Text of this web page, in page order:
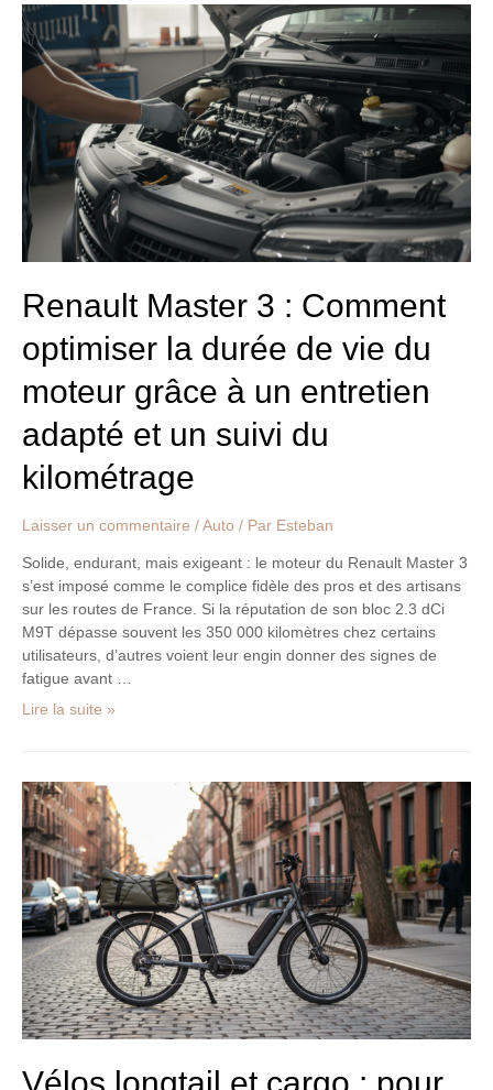
Renault Master 3 : Comment
optimiser la durée de vie du
moteur grâce à un entretien
adapté et un suivi du
kilométrage
Laisser un commentaire / Auto / Par Esteban
Solide, endurant, mais exigeant : le moteur du Renault Master 3
s’est imposé comme le complice fidèle des pros et des artisans
sur les routes de France. Si la réputation de son bloc 2.3 dCi
M9T dépasse souvent les 350 000 kilomètres chez certains
utilisateurs, d’autres voient leur engin donner des signes de
fatigue avant …
Renault
Master
Comment
optimiser
la
durée
de
vie
du
grâce
à
un
entretien
adapté
et
un
du
Lire la suite »
Vélos
longtail
et
cargo
:
pour
un
transport
intelligent